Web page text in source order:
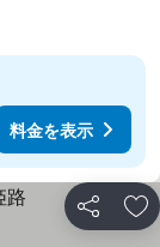
料金を表示
シェア お